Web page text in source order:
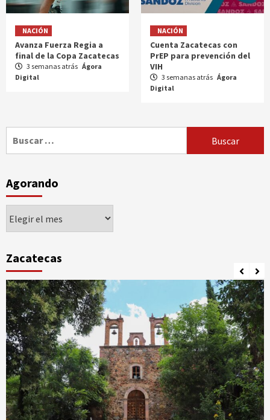
NACIÓN
Avanza Fuerza Regia a
final de la Copa Zacatecas
3 semanas atrás Ágora
Digital
NACIÓN
Cuenta Zacatecas con
PrEP para prevención del
VIH
3 semanas atrás Ágora
Digital
Agorando
Zacatecas